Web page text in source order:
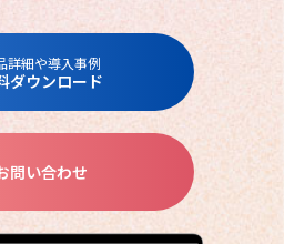
詳細や導入事例
ダウンロード
問い合わせ